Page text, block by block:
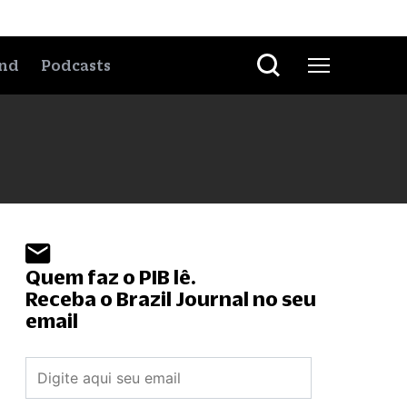
Podcasts
Quem faz o PIB lê.
Receba o Brazil Journal no seu
email